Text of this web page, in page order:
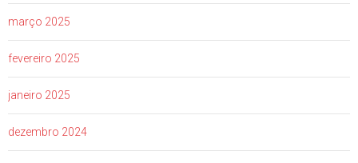
março 2025
fevereiro 2025
janeiro 2025
dezembro 2024